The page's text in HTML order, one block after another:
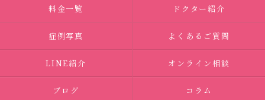
料金一覧 ドクター紹介
症例写真 よくあるご質問
LINE紹介 オンライン相談
ブログ コラム